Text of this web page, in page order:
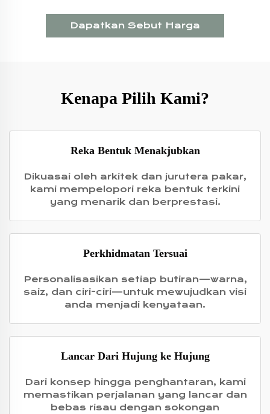
Dapatkan Sebut Harga
Kenapa Pilih Kami?
Reka Bentuk Menakjubkan
Dikuasai oleh arkitek dan jurutera pakar,
kami mempelopori reka bentuk terkini
yang menarik dan berprestasi.
Perkhidmatan Tersuai
Personalisasikan setiap butiran—warna,
saiz, dan ciri-ciri—untuk mewujudkan visi
anda menjadi kenyataan.
Lancar Dari Hujung ke Hujung
Dari konsep hingga penghantaran, kami
memastikan perjalanan yang lancar dan
bebas risau dengan sokongan